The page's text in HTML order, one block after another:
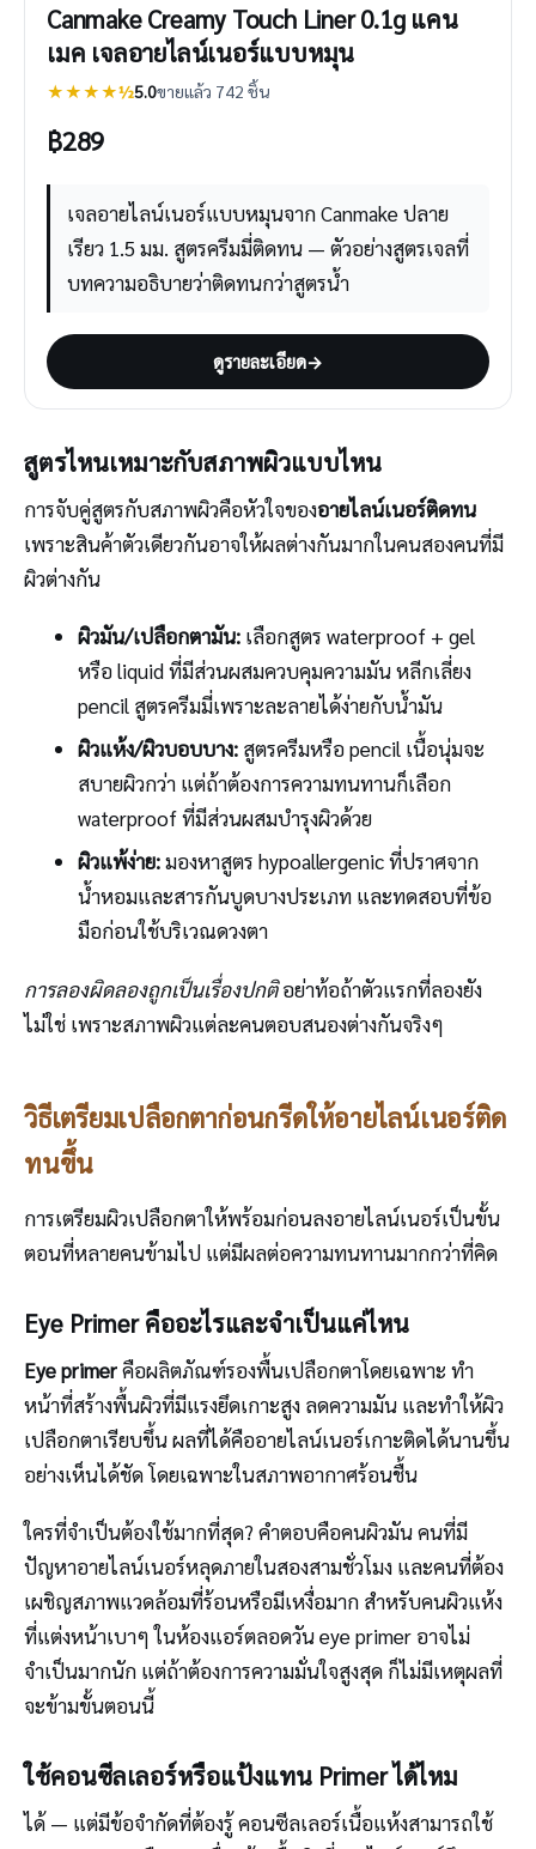
Canmake Creamy Touch Liner 0.1g แคน
เมค เจลอายไลน์เนอร์แบบหมุน
★★★★½5.0ขายแล้ว 742 ชิ้น
฿289
เจลอายไลน์เนอร์แบบหมุนจาก Canmake ปลาย
เรียว 1.5 มม. สูตรครีมมี่ติดทน — ตัวอย่างสูตรเจลที่
บทความอธิบายว่าติดทนกว่าสูตรน้ำ
ดูรายละเอียด→
สูตรไหนเหมาะกับสภาพผิวแบบไหน
การจับคู่สูตรกับสภาพผิวคือหัวใจของอายไลน์เนอร์ติดทน
เพราะสินค้าตัวเดียวกันอาจให้ผลต่างกันมากในคนสองคนที่มี
ผิวต่างกัน
ผิวมัน/เปลือกตามัน:เลือกสูตร waterproof + gel
หรือ liquid ที่มีส่วนผสมควบคุมความมัน หลีกเลี่ยง
pencil สูตรครีมมี่เพราะละลายได้ง่ายกับน้ำมัน
ผิวแห้ง/ผิวบอบบาง:สูตรครีมหรือ pencil เนื้อนุ่มจะ
สบายผิวกว่า แต่ถ้าต้องการความทนทานก็เลือก
waterproof ที่มีส่วนผสมบำรุงผิวด้วย
ผิวแพ้ง่าย:มองหาสูตร hypoallergenic ที่ปราศจาก
น้ำหอมและสารกันบูดบางประเภท และทดสอบที่ข้อ
มือก่อนใช้บริเวณดวงตา
การลองผิดลองถูกเป็นเรื่องปกติอย่าท้อถ้าตัวแรกที่ลองยัง
ไม่ใช่ เพราะสภาพผิวแต่ละคนตอบสนองต่างกันจริงๆ
วิธีเตรียมเปลือกตาก่อนกรีดให้อายไลน์เนอร์ติด
ทนขึ้น
การเตรียมผิวเปลือกตาให้พร้อมก่อนลงอายไลน์เนอร์เป็นขั้น
ตอนที่หลายคนข้ามไป แต่มีผลต่อความทนทานมากกว่าที่คิด
Eye Primer คืออะไรและจำเป็นแค่ไหน
Eye primerคือผลิตภัณฑ์รองพื้นเปลือกตาโดยเฉพาะ ทำ
หน้าที่สร้างพื้นผิวที่มีแรงยึดเกาะสูง ลดความมัน และทำให้ผิว
เปลือกตาเรียบขึ้น ผลที่ได้คืออายไลน์เนอร์เกาะติดได้นานขึ้น
อย่างเห็นได้ชัด โดยเฉพาะในสภาพอากาศร้อนชื้น
ใครที่จำเป็นต้องใช้มากที่สุด? คำตอบคือคนผิวมัน คนที่มี
ปัญหาอายไลน์เนอร์หลุดภายในสองสามชั่วโมง และคนที่ต้อง
เผชิญสภาพแวดล้อมที่ร้อนหรือมีเหงื่อมาก สำหรับคนผิวแห้ง
ที่แต่งหน้าเบาๆ ในห้องแอร์ตลอดวัน eye primer อาจไม่
จำเป็นมากนัก แต่ถ้าต้องการความมั่นใจสูงสุด ก็ไม่มีเหตุผลที่
จะข้ามขั้นตอนนี้
ใช้คอนซีลเลอร์หรือแป้งแทน Primer ได้ไหม
ได้ — แต่มีข้อจำกัดที่ต้องรู้ คอนซีลเลอร์เนื้อแห้งสามารถใช้